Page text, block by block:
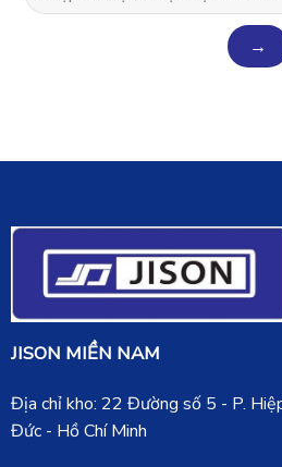
JISON MIỀN NAM
Địa chỉ kho: 22 Đường số 5 - P.
Đức - Hồ Chí Minh